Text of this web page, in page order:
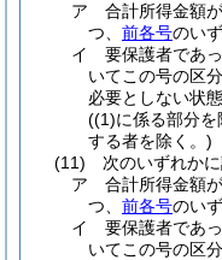
ア
合計所得金額
つ、 前各号のい
イ
要保護者であ
いてこの号の区
必要としない状
((1)に係る部分を
する者を除く。)
(11)
次のいずれか
ア
合計所得金額
つ、 前各号のい
イ
要保護者であ
いてこの号の区